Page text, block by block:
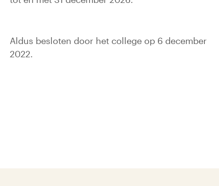
Aldus besloten door het college op 6 december
2022.